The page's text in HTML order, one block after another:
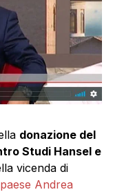
donazione del
Studi Hansel e
vicenda di
Andrea